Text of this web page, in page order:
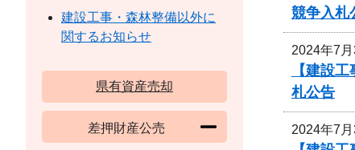
競争入札
2024年7
【建設
札公告
2024年7
建設工事・森林整備以外に
関するお知らせ
県有資産売却
差押財産公売